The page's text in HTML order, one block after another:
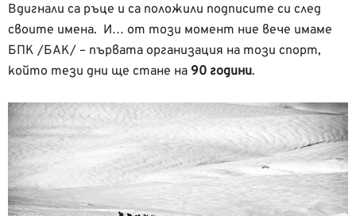
Вдигнали са ръце и са положили подписите си след
своите имена. И… от този момент ние вече имаме
БПК /БАК/ – първата организация на този спорт,
който тези дни ще стане на 90 години.